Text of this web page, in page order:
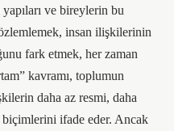
ve bireylerin bu
insan ilişkilerinin
fark etmek, her zaman
kavramı, toplumun
daha az resmi, daha
ifade eder. Ancak